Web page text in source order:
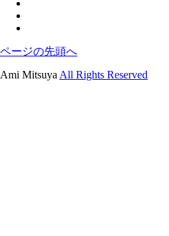
ページの先頭へ
Ami Mitsuya All Rights Reserved